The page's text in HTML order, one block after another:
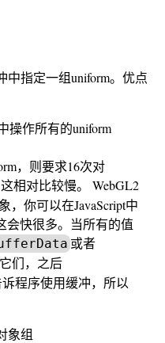
中指定一组uniform。优点
操作所有的uniform
，则要求16次对
相对比较慢。 WebGL2
，你可以在JavaScript中
会快很多。当所有的值
或者
它们，之后
诉程序使用缓冲，所以
象组